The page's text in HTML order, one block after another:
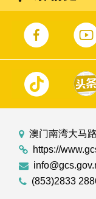
澳门南湾大马
https://
(853)2833